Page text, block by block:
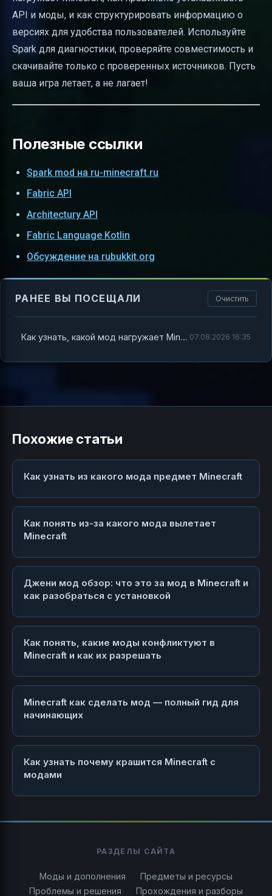
API и моды, и как структурировать информацию о
версиях для удобства пользователей. Используйте
Spark для диагностики, проверяйте совместимость и
скачивайте только с проверенных источников. Пусть
ваша игра летает, а не лагает!
Полезные ссылки
Spark mod на ru-minecraft.ru
Fabric API
Architectury API
Fabric Language Kotlin
Обсуждение на rubukkit.org
РАНЕЕ ВЫ ПОСЕЩАЛИ Очистить
Как узнать, какой мод нагружает Minecraft 07.08.2026 16:35
Похожие статьи
Как узнать из какого мода предмет Minecraft
Как понять из-за какого мода вылетает
Minecraft
Джени мод обзор: что это за мод в Minecraft и
как разобраться с установкой
Как понять, какие моды конфликтуют в
Minecraft и как их разрешать
Minecraft как сделать мод — полный гид для
начинающих
Как узнать почему крашится Minecraft с
модами
РАЗДЕЛЫ САЙТА
Моды и дополнения
Предметы и ресурсы
Проблемы и решения
Прохождения и разборы